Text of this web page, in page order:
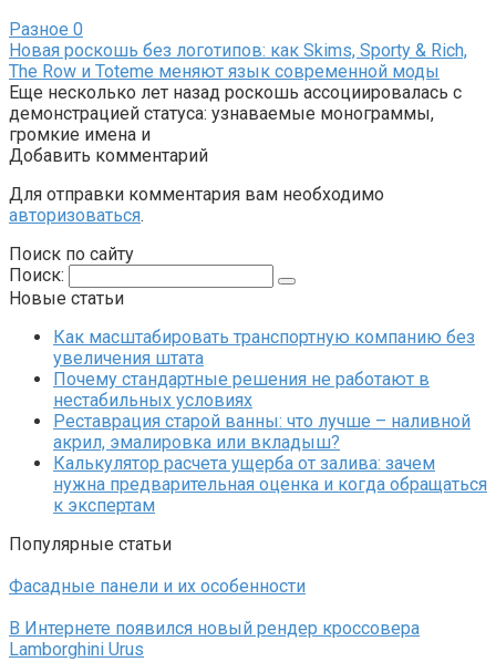
Разное 0
Новая роскошь без логотипов: как Skims, Sporty & Rich,
The Row и Toteme меняют язык современной моды
Еще несколько лет назад роскошь ассоциировалась с
демонстрацией статуса: узнаваемые монограммы,
громкие имена и
Добавить комментарий
Для отправки комментария вам необходимо
авторизоваться.
Поиск по сайту
Поиск:
Новые статьи
Как масштабировать транспортную компанию без
увеличения штата
Почему стандартные решения не работают в
нестабильных условиях
Реставрация старой ванны: что лучше – наливной
акрил, эмалировка или вкладыш?
Калькулятор расчета ущерба от залива: зачем
нужна предварительная оценка и когда обращаться
к экспертам
Популярные статьи
Фасадные панели и их особенности
В Интернете появился новый рендер кроссовера
Lamborghini Urus